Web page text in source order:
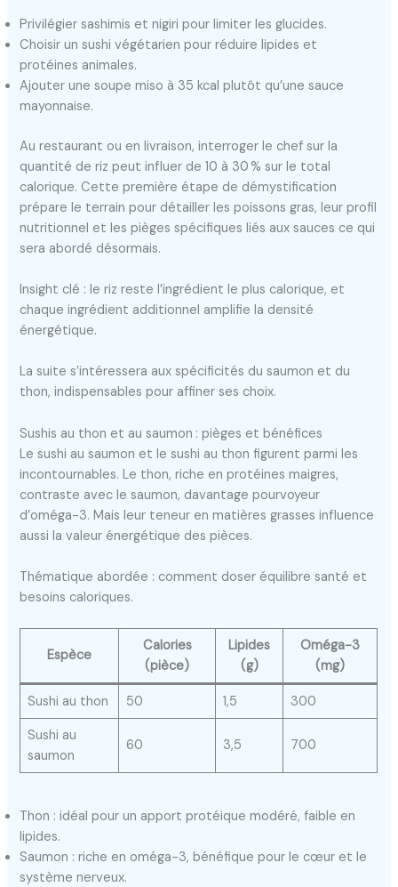
Privilégier sashimis et nigiri pour limiter les glucides.
Choisir un sushi végétarien pour réduire lipides et
protéines animales.
Ajouter une soupe miso à 35 kcal plutôt qu’une sauce
mayonnaise.
Au restaurant ou en livraison, interroger le chef sur la
quantité de riz peut influer de 10 à 30 % sur le total
calorique. Cette première étape de démystification
prépare le terrain pour détailler les poissons gras, leur profil
nutritionnel et les pièges spécifiques liés aux sauces ce qui
sera abordé désormais.
Insight clé : le riz reste l’ingrédient le plus calorique, et
chaque ingrédient additionnel amplifie la densité
énergétique.
La suite s’intéressera aux spécificités du saumon et du
thon, indispensables pour affiner ses choix.
Sushis au thon et au saumon : pièges et bénéfices
Le sushi au saumon et le sushi au thon figurent parmi les
incontournables. Le thon, riche en protéines maigres,
contraste avec le saumon, davantage pourvoyeur
d’oméga-3. Mais leur teneur en matières grasses influence
aussi la valeur énergétique des pièces.
Thématique abordée : comment doser équilibre santé et
besoins caloriques.
Espèce
Calories
(pièce)
Lipides
(g)
Oméga-3
(mg)
Sushi au thon 50 1,5
300
Sushi au
saumon
60 3,5 700
Thon : idéal pour un apport protéique modéré, faible en
lipides.
Saumon : riche en oméga-3, bénéfique pour le cœur et le
système nerveux.